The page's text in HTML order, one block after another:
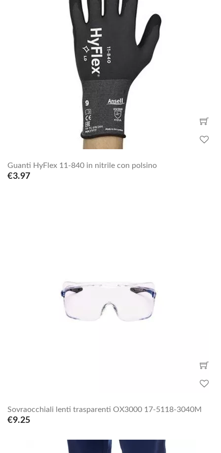
Guanti HyFlex 11-840 in nitrile con polsino
€3.97
Sovraocchiali lenti trasparenti OX3000 17-5118-3040M
€9.25